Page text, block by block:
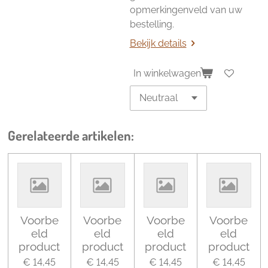
opmerkingenveld van uw
bestelling.
Bekijk details
In winkelwagen
Gerelateerde artikelen:
Voorbe
eld
product
€ 14,45
Voorbe
eld
product
€ 14,45
Voorbe
eld
product
€ 14,45
Voorbe
eld
product
€ 14,45